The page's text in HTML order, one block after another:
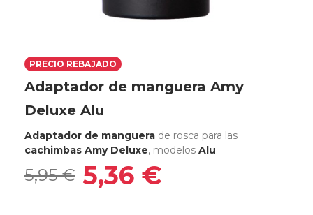
PRECIO REBAJADO
Adaptador de manguera Amy
Deluxe Alu
Adaptador de manguera de rosca para las
cachimbas Amy Deluxe, modelos Alu.
5,95 € 5,36 €